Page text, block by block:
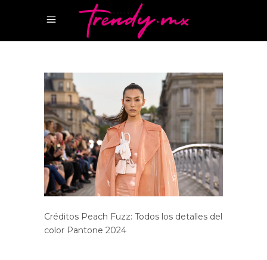
Créditos Peach Fuzz: Todos los detalles del
color Pantone 2024